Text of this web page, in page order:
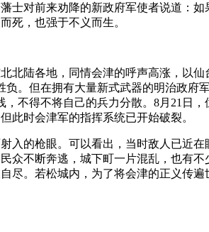
士对前来劝降的新政府军使者说道：如
死，也强于不义而生。
北陆各地，同情会津的呼声高涨，以仙
。但在拥有大量新式武器的明治政府
不得不将自己的兵力分散。8月21日，
此时会津军的指挥系统已开始破裂。
入的枪眼。可以看出，当时敌人已近在
众不断奔逃，城下町一片混乱，也有不
尽。若松城内，为了将会津的正义传遍